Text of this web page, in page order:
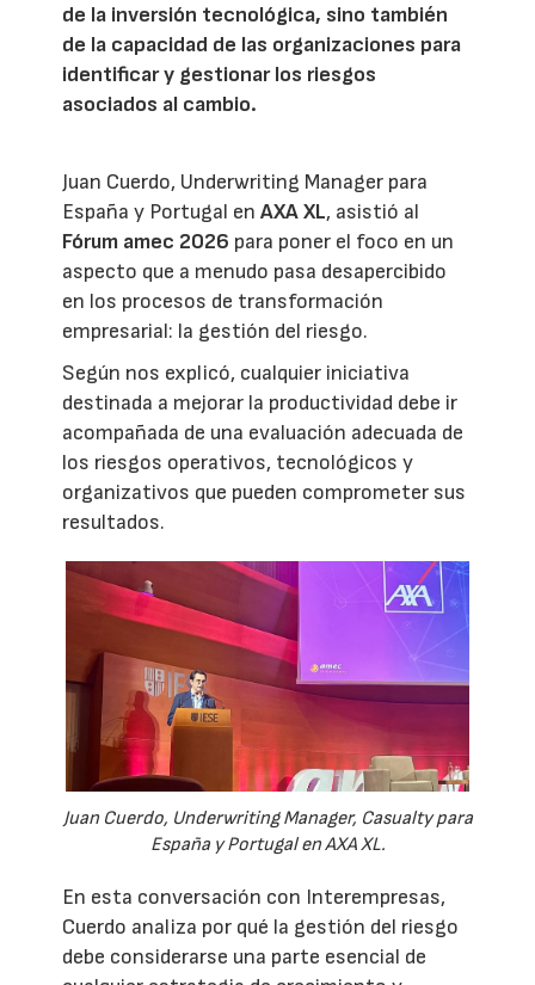
de la inversión tecnológica, sino también
de la capacidad de las organizaciones para
identificar y gestionar los riesgos
asociados al cambio.
Juan Cuerdo, Underwriting Manager para
España y Portugal enAXA XL, asistió al
Fórum amec 2026 para poner el foco en un
aspecto que a menudo pasa desapercibido
en los procesos de transformación
empresarial: la gestión del riesgo.
Según nos explicó, cualquier iniciativa
destinada a mejorar la productividad debe ir
acompañada de una evaluación adecuada de
los riesgos operativos, tecnológicos y
organizativos que pueden comprometer sus
resultados.
Juan Cuerdo, Underwriting Manager, Casualty para
España y Portugal en AXA XL.
En esta conversación con Interempresas,
Cuerdo analiza por qué la gestión del riesgo
debe considerarse una parte esencial de